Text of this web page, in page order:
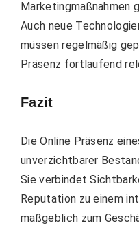
Marketingmaßnahmen
Auch neue
müssen regelmäßig
Präsenz fortlaufend
Fazit
Die Online Präsenz
unverzichtbarer
Sie verbindet
Reputation zu einem
maßgeblich zum